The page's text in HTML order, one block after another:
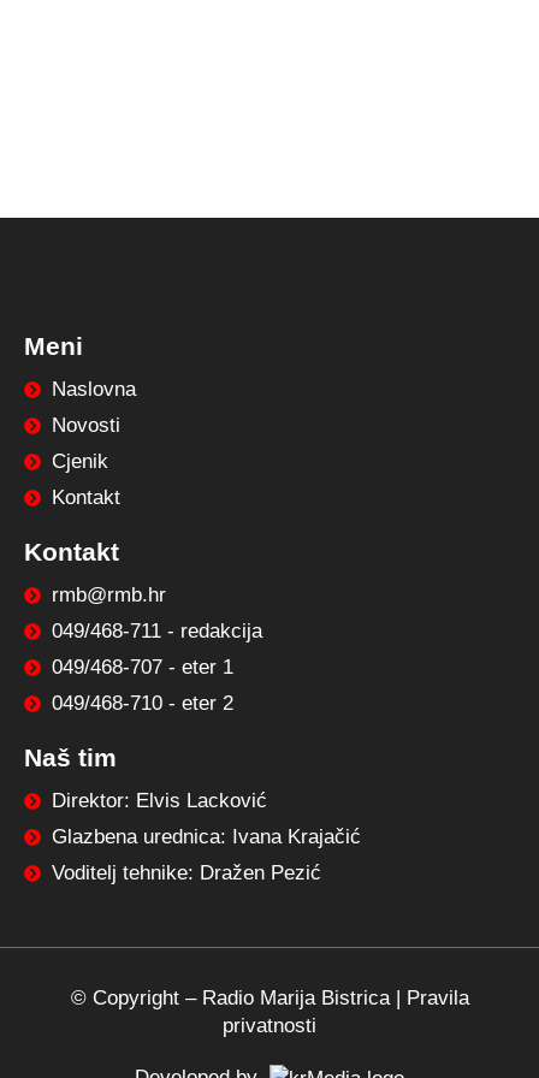
Meni
Naslovna
Novosti
Cjenik
Kontakt
Kontakt
rmb@rmb.hr
049/468-711 - redakcija
049/468-707 - eter 1
049/468-710 - eter 2
Naš tim
Direktor: Elvis Lacković
Glazbena urednica: Ivana Krajačić
Voditelj tehnike: Dražen Pezić
© Copyright – Radio Marija Bistrica| Pravila
privatnosti